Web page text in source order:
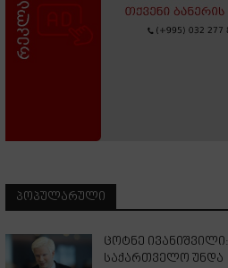
ᲞᲝᲞᲣᲚᲐᲠᲣᲚᲘ
ცოტნე ივანიშვილი:
საქართველო უნდა